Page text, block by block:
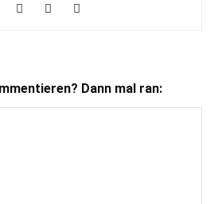
Dann mal ran: